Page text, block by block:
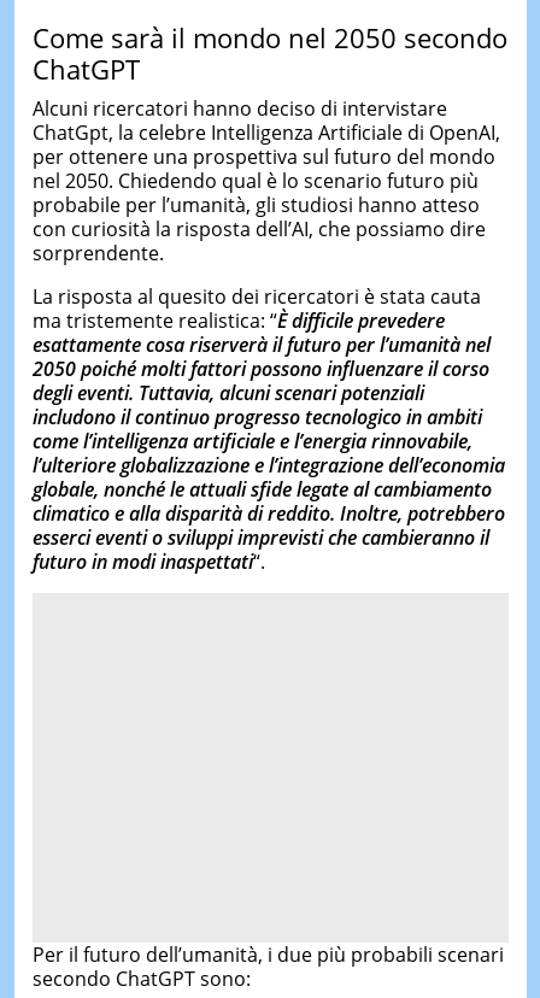
Come sarà il mondo nel 2050 secondo
ChatGPT
Alcuni ricercatori hanno deciso di intervistare
ChatGpt, la celebre Intelligenza Artificiale di OpenAI,
per ottenere una prospettiva sul futuro del mondo
nel 2050. Chiedendo qual è lo scenario futuro più
probabile per l’umanità, gli studiosi hanno atteso
con curiosità la risposta dell’AI, che possiamo dire
sorprendente.
La risposta al quesito dei ricercatori è stata cauta
ma tristemente realistica: “È difficile prevedere
esattamente cosa riserverà ilfuturo per l’umanità nel
2050poiché molti fattori possono influenzare il corso
degli eventi. Tuttavia, alcuni scenari potenziali
includono il continuo progresso tecnologico in ambiti
come l’intelligenza artificiale e l’energia rinnovabile,
l’ulteriore globalizzazione e l’integrazione dell’economia
globale, nonché le attuali sfide legate al cambiamento
climatico e alla disparità di reddito. Inoltre, potrebbero
esserci eventi o sviluppi imprevisti che cambieranno il
futuro in modi inaspettati“.
Per il futuro dell’umanità, i due più probabili scenari
secondo ChatGPT sono: